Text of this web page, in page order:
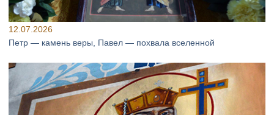
12.07.2026
Петр — камень веры, Павел — похвала вселенной